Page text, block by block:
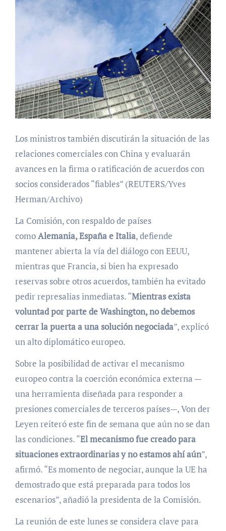
Los ministros también discutirán la situación de las
relaciones comerciales con China y evaluarán
avances en la firma o ratificación de acuerdos con
socios considerados “fiables” (REUTERS/Yves
Herman/Archivo)
La Comisión, con respaldo de países
comoAlemania, España e Italia, defiende
mantener abierta la vía del diálogo con EEUU,
mientras que Francia, si bien ha expresado
reservas sobre otros acuerdos, también ha evitado
pedir represalias inmediatas. “Mientras exista
voluntad por parte de Washington, no debemos
cerrar la puerta a una solución negociada”, explicó
un alto diplomático europeo.
Sobre la posibilidad de activar el mecanismo
europeo contra la coerción económica externa —
una herramienta diseñada para responder a
presiones comerciales de terceros países—, Von der
Leyen reiteró este fin de semana que aún no se dan
las condiciones. “El mecanismo fue creado para
situaciones extraordinarias y no estamos ahí aún”,
afirmó. “Es momento de negociar, aunque la UE ha
demostrado que está preparada para todos los
escenarios”, añadió la presidenta de la Comisión.
La reunión de este lunes se considera clave para